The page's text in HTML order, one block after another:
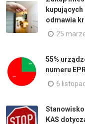
odmawia
25
55%
numeru
6
Stanowisko
KAS